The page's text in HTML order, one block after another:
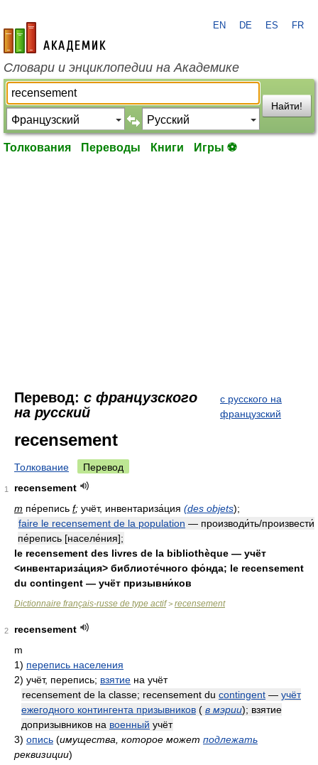
academic.ru
EN DE ES FR
Словари и энциклопедии на Академике
Найти!
Толкования Переводы Книги Игры ⚽
Перевод: с французского
на русский
с русского на
французский
recensement
Толкование Перевод
1
recensement
m пе́репись f; учёт, инвентариза́ция (des objets);
faire le recensement de la population — производи́ть/произвести́
пе́репись [населе́ния];
le recensement des livres de la bibliothèque — учёт
<инвентариза́ция> библиоте́чного фо́нда; le recensement
du contingent — учёт призывни́ков
Dictionnaire français-russe de type actif> recensement
2
recensement
m
1) перепись населения
2) учёт, перепись; взятие на учёт
recensement de la classe; recensement du contingent — учёт
ежегодного контингента призывников ( в мэрии); взятие
допризывников на военный учёт
3) опись (имущества, которое может подлежать
реквизиции)